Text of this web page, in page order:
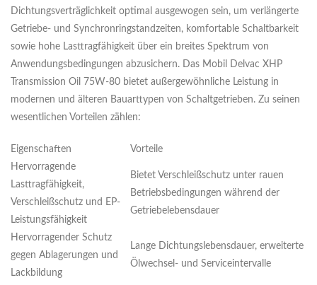
Dichtungsverträglichkeit optimal ausgewogen sein, um verlängerte
Getriebe- und Synchronringstandzeiten, komfortable Schaltbarkeit
sowie hohe Lasttragfähigkeit über ein breites Spektrum von
Anwendungsbedingungen abzusichern. Das Mobil Delvac XHP
Transmission Oil 75W-80 bietet außergewöhnliche Leistung in
modernen und älteren Bauarttypen von Schaltgetrieben. Zu seinen
wesentlichen Vorteilen zählen:
Eigenschaften
Vorteile
Hervorragende
Lasttragfähigkeit,
Verschleißschutz und EP-
Leistungsfähigkeit
Bietet Verschleißschutz unter rauen
Betriebsbedingungen während der
Getriebelebensdauer
Hervorragender Schutz
gegen Ablagerungen und
Lackbildung
Lange Dichtungslebensdauer, erweiterte
Ölwechsel- und Serviceintervalle